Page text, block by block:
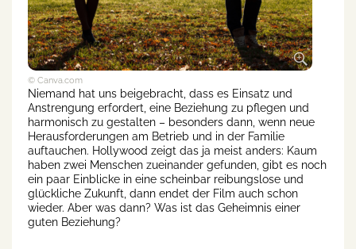
© Canva.com
Niemand hat uns beigebracht, dass es Einsatz und
Anstrengung erfordert, eine Beziehung zu pflegen und
harmonisch zu gestalten – besonders dann, wenn neue
Herausforderungen am Betrieb und in der Familie
auftauchen. Hollywood zeigt das ja meist anders: Kaum
haben zwei Menschen zueinander gefunden, gibt es noch
ein paar Einblicke in eine scheinbar reibungslose und
glückliche Zukunft, dann endet der Film auch schon
wieder. Aber was dann? Was ist das Geheimnis einer
guten Beziehung?